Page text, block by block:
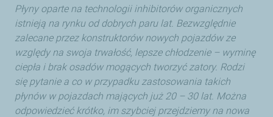
Płyny oparte na technologii inhibitorów organicznych
istnieją na rynku od dobrych paru lat. Bezwzględnie
zalecane przez konstruktorów nowych pojazdów ze
względy na swoja trwałość, lepsze chłodzenie – wyminę
ciepła i brak osadów mogących tworzyć zatory. Rodzi
się pytanie a co w przypadku zastosowania takich
płynów w pojazdach mających już 20 – 30 lat. Można
odpowiedzieć krótko, im szybciej przejdziemy na nowa